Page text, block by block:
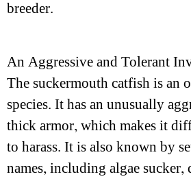
breeder.
An Aggressive and Tolerant
The suckermouth catfish is an
species. It has an unusually
thick armor, which makes it
to harass. It is also known by
names, including algae